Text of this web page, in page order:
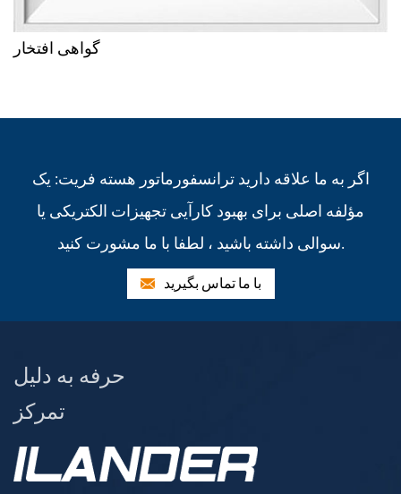
گواهی افتخار
اگر به ما علاقه دارید ترانسفورماتور هسته فریت: یک
مؤلفه اصلی برای بهبود کارآیی تجهیزات الکتریکی یا
سوالی داشته باشید ، لطفا با ما مشورت کنید.
با ما تماس بگیرید
حرفه به دلیل
تمرکز